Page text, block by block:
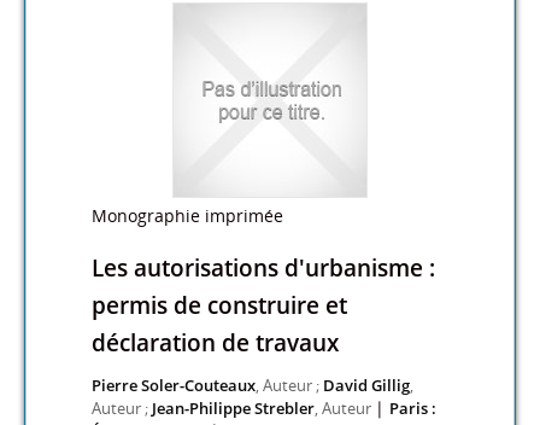
Monographie imprimée
Les autorisations d'urbanisme :
permis de construire et
déclaration de travaux
Pierre Soler-Couteaux, Auteur ; David Gillig,
Auteur ; Jean-Philippe Strebler, Auteur | Paris :